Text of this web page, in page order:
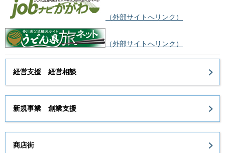
（外部サイトへリンク）
（外部サイトへリンク）
経営支援 経営相談
新規事業 創業支援
商店街